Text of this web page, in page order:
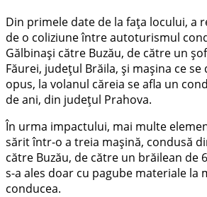
Din primele date de la fața locului, a
de o coliziune între autoturismul
Gălbinași către Buzău, de către un
Făurei, județul Brăila, și mașina ce se
opus, la volanul căreia se afla un
de ani, din județul Prahova.
În urma impactului, mai multe
sărit într-o a treia mașină, condusă
către Buzău, de către un brăilean de
s-a ales doar cu pagube materiale la
conducea.